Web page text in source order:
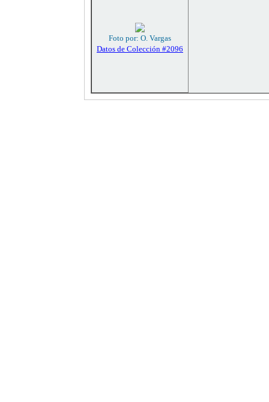
Foto por: O. Vargas
Datos de Colección #2096